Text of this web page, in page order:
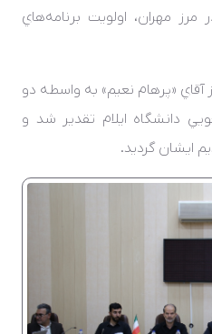
مهران، اولويت برنامه‌هاي
آقاي «پرهام نعيم» به واسطه دو
دانشگاه ايلام تقدير شد و
ايشان گرديد.